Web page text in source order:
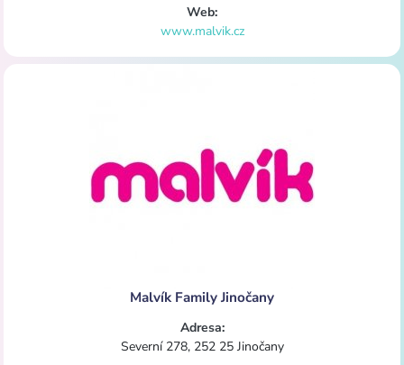
Web:
www.malvik.cz
Malvík Family Jinočany
Adresa:
Severní 278, 252 25 Jinočany